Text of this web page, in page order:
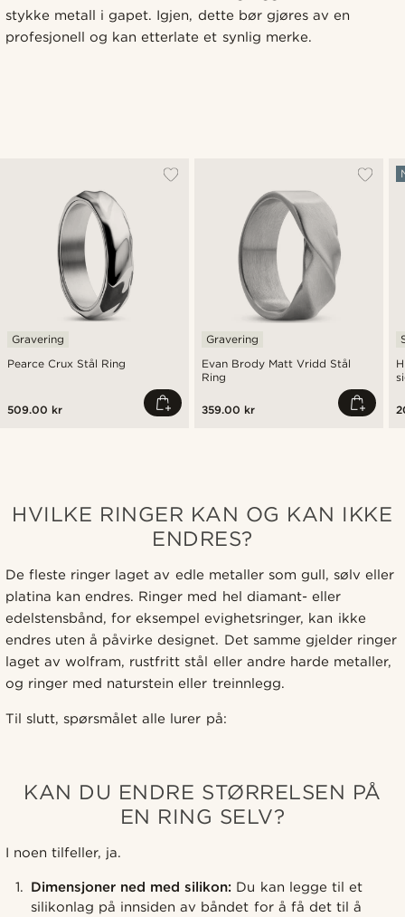
stykke metall i gapet. Igjen, dette bør gjøres av en
profesjonell og kan etterlate et synlig merke.
Pearce Crux Stål Ring
Gravering
509.00 kr
Evan Brody Matt Vridd Stål
Ring
Gravering
359.00 kr
HVILKE RINGER KAN OG KAN IKKE
ENDRES?
De fleste ringer laget av edle metaller som gull, sølv eller
platina kan endres. Ringer med hel diamant- eller
edelstensbånd, for eksempel evighetsringer, kan ikke
endres uten å påvirke designet. Det samme gjelder ringer
laget av wolfram, rustfritt stål eller andre harde metaller,
og ringer med naturstein eller treinnlegg.
Til slutt, spørsmålet alle lurer på:
KAN DU ENDRE STØRRELSEN PÅ
EN RING SELV?
I noen tilfeller, ja.
Dimensjoner ned med silikon: Du kan legge til et
silikonlag på innsiden av båndet for å få det til å